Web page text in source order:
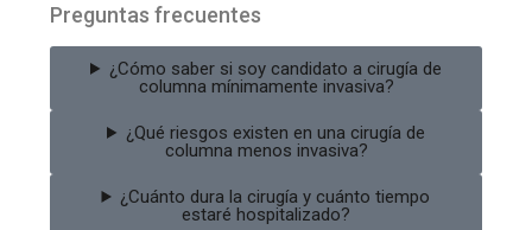
Preguntas frecuentes
¿Cómo saber si soy candidato a cirugía de
columna mínimamente invasiva?
¿Qué riesgos existen en una cirugía de
columna menos invasiva?
¿Cuánto dura la cirugía y cuánto tiempo
estaré hospitalizado?